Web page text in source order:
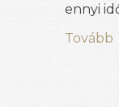
ennyi
Tovább